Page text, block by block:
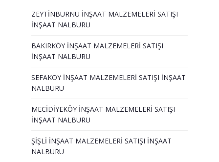
ZEYTİNBURNU İNŞAAT MALZEMELERİ SATIŞI
İNŞAAT NALBURU
BAKIRKÖY İNŞAAT MALZEMELERİ SATIŞI
İNŞAAT NALBURU
SEFAKÖY İNŞAAT MALZEMELERİ SATIŞI İNŞAAT
NALBURU
MECİDİYEKÖY İNŞAAT MALZEMELERİ SATIŞI
İNŞAAT NALBURU
ŞİŞLİ İNŞAAT MALZEMELERİ SATIŞI İNŞAAT
NALBURU